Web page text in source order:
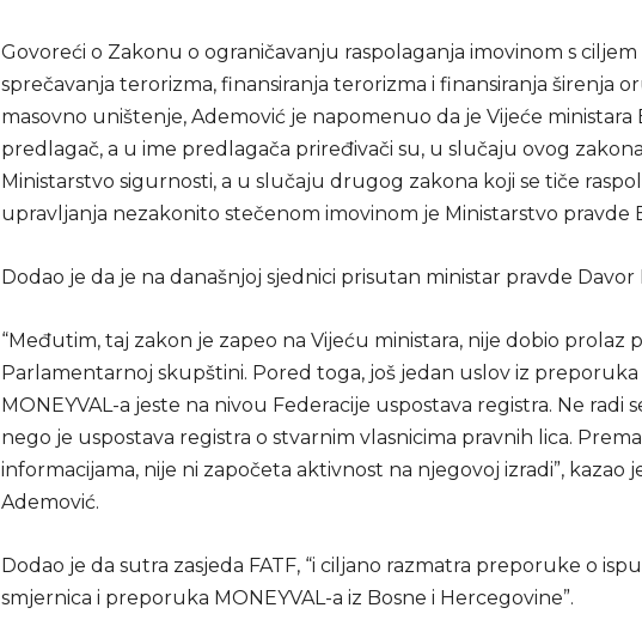
Govoreći o Zakonu o ograničavanju raspolaganja imovinom s ciljem
sprečavanja terorizma, finansiranja terorizma i finansiranja širenja
masovno uništenje, Ademović je napomenuo da je Vijeće ministara
predlagač, a u ime predlagača priređivači su, u slučaju ovog zakona
Ministarstvo sigurnosti, a u slučaju drugog zakona koji se tiče
upravljanja nezakonito stečenom imovinom je Ministarstvo pravde
Dodao je da je na današnjoj sjednici prisutan ministar pravde Davor
“Međutim, taj zakon je zapeo na Vijeću ministara, nije dobio prolaz
Parlamentarnoj skupštini. Pored toga, još jedan uslov iz preporuka
MONEYVAL-a jeste na nivou Federacije uspostava registra. Ne radi
nego je uspostava registra o stvarnim vlasnicima pravnih lica.
informacijama, nije ni započeta aktivnost na njegovoj izradi”, kazao
Ademović.
Dodao je da sutra zasjeda FATF, “i ciljano razmatra preporuke o
smjernica i preporuka MONEYVAL-a iz Bosne i Hercegovine”.